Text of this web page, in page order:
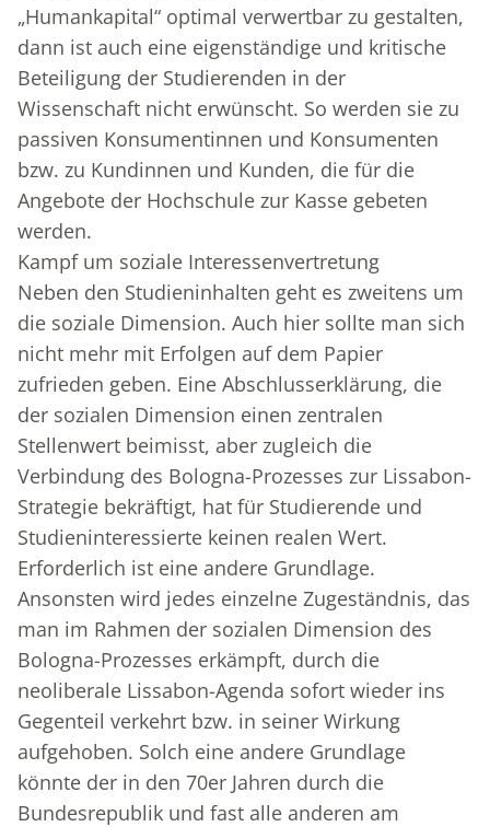
„Humankapital“ optimal verwertbar zu gestalten,
dann ist auch eine eigenständige und kritische
Beteiligung der Studierenden in der
Wissenschaft nicht erwünscht. So werden sie zu
passiven Konsumentinnen und Konsumenten
bzw. zu Kundinnen und Kunden, die für die
Angebote der Hochschule zur Kasse gebeten
werden.
Kampf um soziale Interessenvertretung
Neben den Studieninhalten geht es zweitens um
die soziale Dimension. Auch hier sollte man sich
nicht mehr mit Erfolgen auf dem Papier
zufrieden geben. Eine Abschlusserklärung, die
der sozialen Dimension einen zentralen
Stellenwert beimisst, aber zugleich die
Verbindung des Bologna-Prozesses zur Lissabon-
Strategie bekräftigt, hat für Studierende und
Studieninteressierte keinen realen Wert.
Erforderlich ist eine andere Grundlage.
Ansonsten wird jedes einzelne Zugeständnis, das
man im Rahmen der sozialen Dimension des
Bologna-Prozesses erkämpft, durch die
neoliberale Lissabon-Agenda sofort wieder ins
Gegenteil verkehrt bzw. in seiner Wirkung
aufgehoben. Solch eine andere Grundlage
könnte der in den 70er Jahren durch die
Bundesrepublik und fast alle anderen am